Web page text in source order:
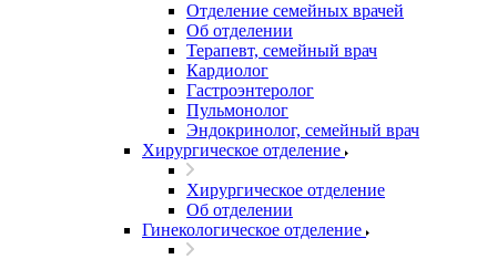
Отделение семейных врачей
Об отделении
Терапевт, семейный врач
Кардиолог
Гастроэнтеролог
Пульмонолог
Эндокринолог, семейный врач
Хирургическое отделение
Хирургическое отделение
Об отделении
Гинекологическое отделение